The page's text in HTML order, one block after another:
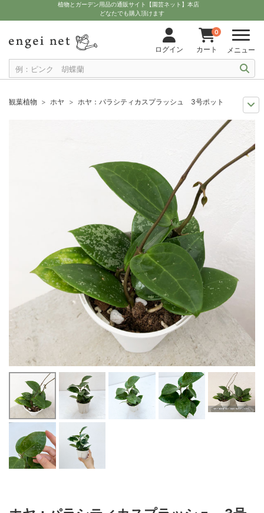
植物とガーデン用品の通販サイト【園芸ネット】本店
どなたでも購入頂けます
ログイン
0
カート メニュー
観葉植物 ホヤ
ホヤ：パラシティカスプラッシュ 3号ポット
ホヤ：パラシティカスプラ
ホヤ：パラシティカスプラッシュ 3号ポ